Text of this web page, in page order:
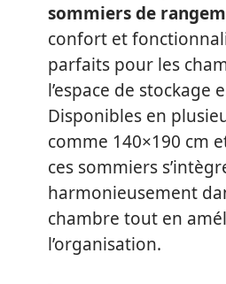
sommiers de
confort et
parfaits pour les
l’espace de stockage
Disponibles en
comme 140×190 cm
ces sommiers
harmonieusement
chambre tout en
l’organisation.